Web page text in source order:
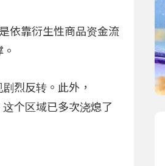
依靠衍生性商品资金流
烈反转。此外，
个区域已多次浇熄了